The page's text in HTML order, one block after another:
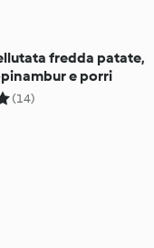
fredda patate,
e porri
(14)